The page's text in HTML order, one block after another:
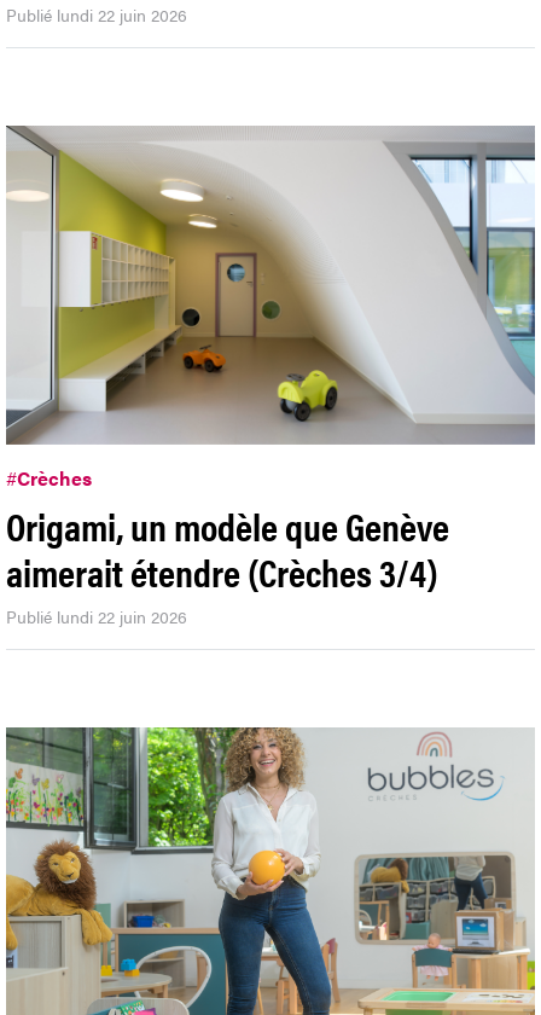
Publié lundi 22 juin 2026
#Crèches
Origami, un modèle que Genève
aimerait étendre (Crèches 3/4)
Publié lundi 22 juin 2026